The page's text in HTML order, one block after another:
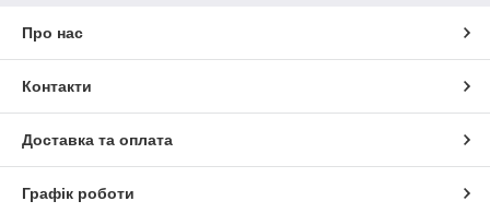
Про нас
Контакти
Доставка та оплата
Графік роботи